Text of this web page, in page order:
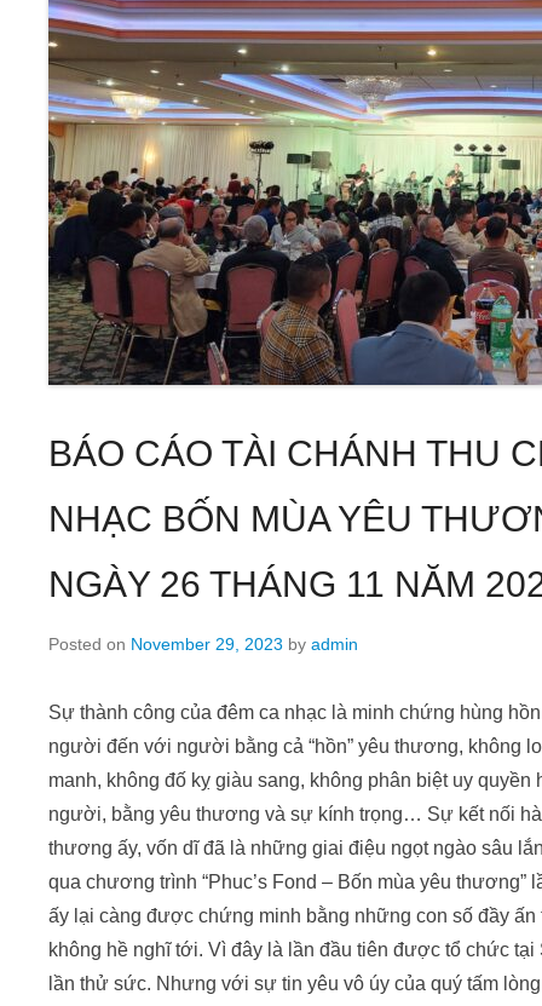
BÁO CÁO TÀI CHÁNH THU
NHẠC BỐN MÙA YÊU
NGÀY 26 THÁNG 11 NĂM
Posted on November 29, 2023 by admin
Sự thành công của đêm ca nhạc là minh chứng hùng
người đến với người bằng cả “hồn” yêu thương, không
manh, không đố kỵ giàu sang, không phân biệt uy
người, bằng yêu thương và sự kính trọng… Sự kết nối
thương ấy, vốn dĩ đã là những giai điệu ngọt ngào sâu
qua chương trình “Phuc’s Fond – Bốn mùa yêu thương”
ấy lại càng được chứng minh bằng những con số đầy
không hề nghĩ tới. Vì đây là lần đầu tiên được tổ chức
lần thử sức. Nhưng với sự tin yêu vô úy của quý tấm